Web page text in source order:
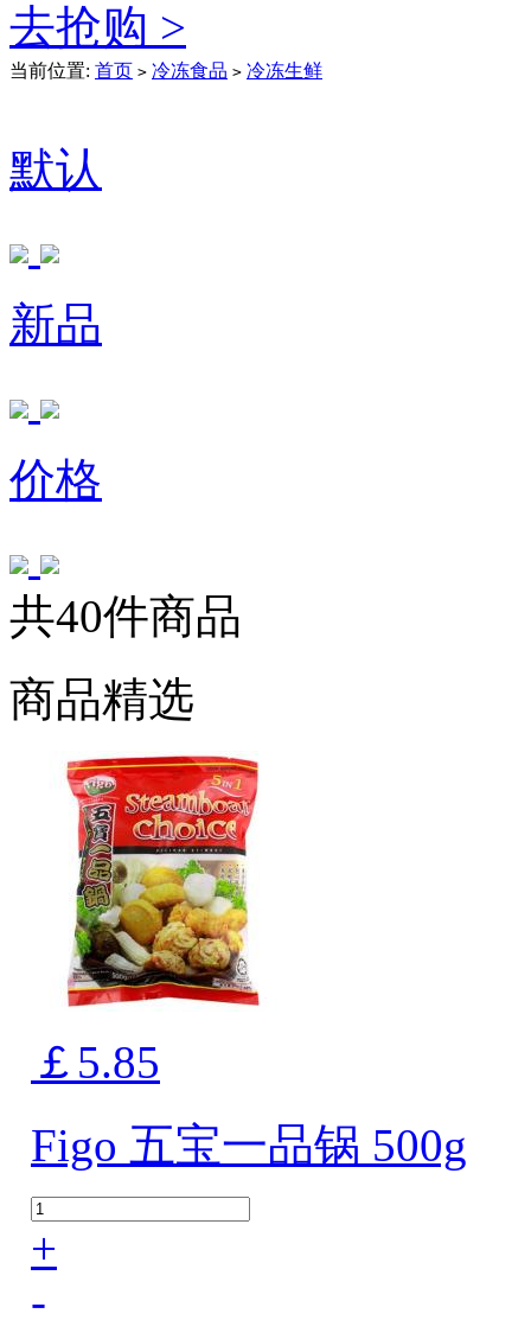
去抢购 >
当前位置: 首页 > 冷冻食品 > 冷冻生鲜
默认
新品
价格
共40件商品
商品精选
￡5.85
Figo 五宝一品锅 500g
+
-